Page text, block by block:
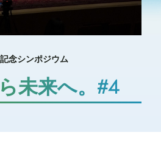
念シンポジウム
未来へ。#4